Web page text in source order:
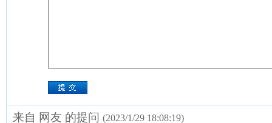
来自 网友 的提问 (2023/1/29 18:08:19)